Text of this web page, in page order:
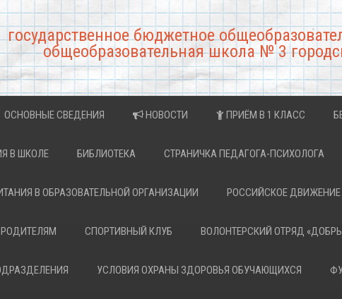
государственное бюджетное
общеобразовательная школа № 3
ОСНОВНЫЕ СВЕДЕНИЯ НОВОСТИ ПРИЁМ В 1 КЛАСС
В ШКОЛЕ БИБЛИОТЕКА СТРАНИЧКА ПЕДАГОГА-ПСИХОЛОГА
В ОБРАЗОВАТЕЛЬНОЙ ОРГАНИЗАЦИИ РОССИЙСКОЕ
РОДИТЕЛЯМ СПОРТИВНЫЙ КЛУБ ВОЛОНТЕРСКИЙ ОТРЯД
УСЛОВИЯ ОХРАНЫ ЗДОРОВЬЯ ОБУЧАЮЩИХСЯ